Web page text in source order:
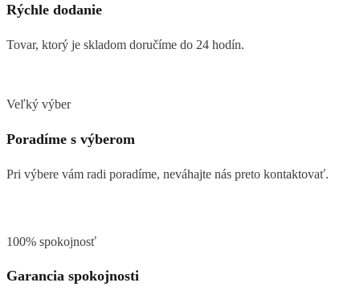
Rýchle dodanie
Tovar, ktorý je skladom doručíme do 24 hodín.
Veľký výber
Poradíme s výberom
Pri výbere vám radi poradíme, neváhajte nás preto kontaktovať.
100% spokojnosť
Garancia spokojnosti